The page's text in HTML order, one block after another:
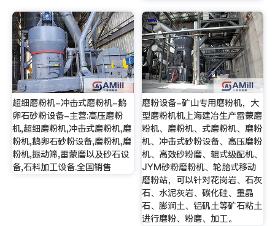
超细磨粉机-冲击式磨粉机-鹅
卵石砂粉设备-主营:高压磨粉
机,超细磨粉机,冲击式磨粉机,磨
粉机,鹅卵石砂粉设备,磨粉机,磨
粉机,振动筛,雷蒙磨以及砂石设
备,石料加工设备.全国销售
磨粉设备-矿山专用磨粉机，大
型磨粉机机上海建冶生产雷蒙磨
粉机、磨粉机、式磨粉机、磨粉
机、冲击式砂粉设备、高压磨粉
机、高效砂粉磨、辊式级配机、
JYM砂粉磨粉机、轮胎式移动
磨粉站，可以针对花岗岩、石灰
石、水泥灰岩、碳化硅、重晶
石、膨润土、铝矾土等矿石粘土
进行磨粉、粉磨、加工。